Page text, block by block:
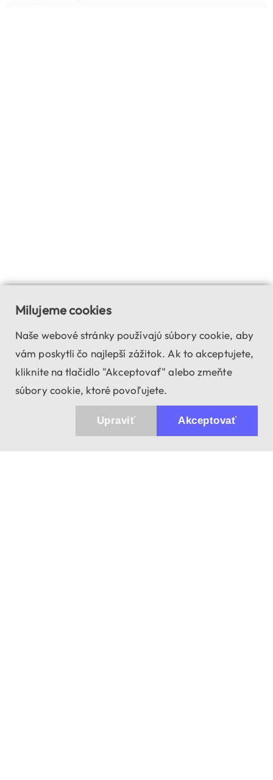
Milujeme cookies
Naše webové stránky používajú súbory cookie, aby
vám poskytli čo najlepší zážitok. Ak to akceptujete,
kliknite na tlačidlo "Akceptovať" alebo zmeňte
súbory cookie, ktoré povoľujete.
Akceptovať
Upraviť